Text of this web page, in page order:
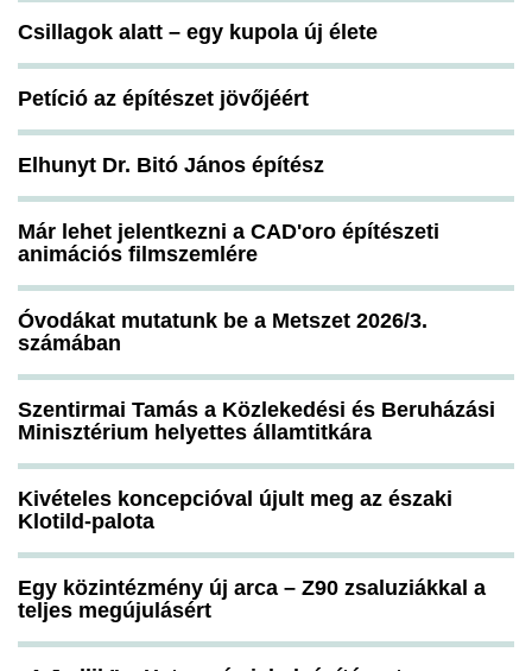
Csillagok alatt – egy kupola új élete
Petíció az építészet jövőjéért
Elhunyt Dr. Bitó János építész
Már lehet jelentkezni a CAD'oro építészeti
animációs filmszemlére
Óvodákat mutatunk be a Metszet 2026/3.
számában
Szentirmai Tamás a Közlekedési és Beruházási
Minisztérium helyettes államtitkára
Kivételes koncepcióval újult meg az északi
Klotild-palota
Egy közintézmény új arca – Z90 zsaluziákkal a
teljes megújulásért